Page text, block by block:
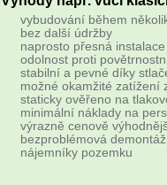
vybudování během
bez další údržby
naprosto přesná instalace
odolnost proti
stabilní a pevné díky
možné okamžité zatížení
staticky ověřeno na
minimální náklady na
výrazně cenově
bezproblémová
nájemníky pozemku